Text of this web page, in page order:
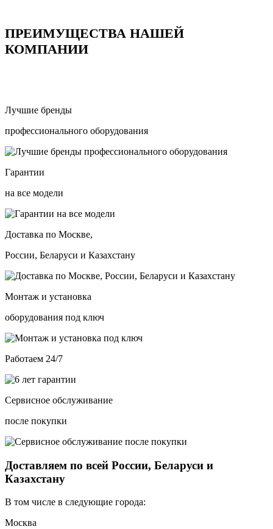
ПРЕИМУЩЕСТВА НАШЕЙ
КОМПАНИИ
Лучшие бренды
профессионального оборудования
Гарантии
на все модели
Доставка по Москве,
России, Беларуси и Казахстану
Монтаж и установка
оборудования под ключ
Работаем 24/7
Сервисное обслуживание
после покупки
Доставляем по всей России, Беларуси и
Казахстану
В том числе в следующие города:
Москва